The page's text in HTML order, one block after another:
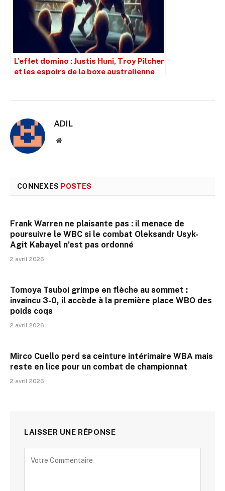
L’effet domino : Justis Huni, Troy Pilcher
et les espoirs de la boxe australienne
ADIL
Site
CONNEXES POSTES
Frank Warren ne plaisante pas : il menace de
poursuivre le WBC si le combat Oleksandr Usyk-
Agit Kabayel n’est pas ordonné
2 avril 2026
Tomoya Tsuboi grimpe en flèche au sommet :
invaincu 3-0, il accède à la première place WBO des
poids coqs
2 avril 2026
Mirco Cuello perd sa ceinture intérimaire WBA mais
reste en lice pour un combat de championnat
2 avril 2026
LAISSER UNE RÉPONSE